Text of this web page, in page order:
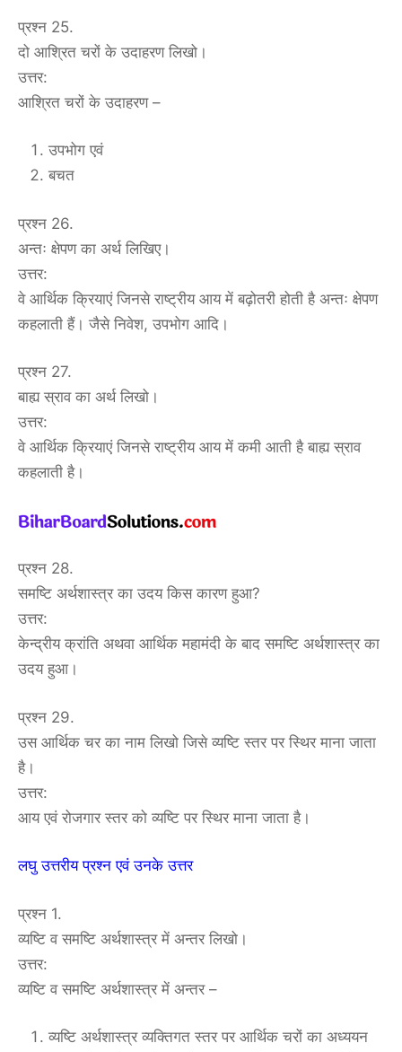
प्रश्न 25.
दो आश्रित चरों के उदाहरण लिखो।
उत्तर:
आश्रित चरों के उदाहरण –
उपभोग एवं
बचत
प्रश्न 26.
अन्तः क्षेपण का अर्थ लिखिए।
उत्तर:
वे आर्थिक क्रियाएं जिनसे राष्ट्रीय आय में बढ़ोतरी होती है अन्तः क्षेपण
कहलाती हैं। जैसे निवेश, उपभोग आदि।
प्रश्न 27.
बाह्य स्राव का अर्थ लिखो।
उत्तर:
वे आर्थिक क्रियाएं जिनसे राष्ट्रीय आय में कमी आती है बाह्य स्राव
कहलाती है।
प्रश्न 28.
समष्टि अर्थशास्त्र का उदय किस कारण हुआ?
उत्तर:
केन्द्रीय क्रांति अथवा आर्थिक महामंदी के बाद समष्टि अर्थशास्त्र का
उदय हुआ।
प्रश्न 29.
उस आर्थिक चर का नाम लिखो जिसे व्यष्टि स्तर पर स्थिर माना जाता
है।
उत्तर:
आय एवं रोजगार स्तर को व्यष्टि पर स्थिर माना जाता है।
लघु उत्तरीय प्रश्न एवं उनके उत्तर
प्रश्न 1.
व्यष्टि व समष्टि अर्थशास्त्र में अन्तर लिखो।
उत्तर:
व्यष्टि व समष्टि अर्थशास्त्र में अन्तर –
व्यष्टि अर्थशास्त्र व्यक्तिगत स्तर पर आर्थिक चरों का अध्ययन